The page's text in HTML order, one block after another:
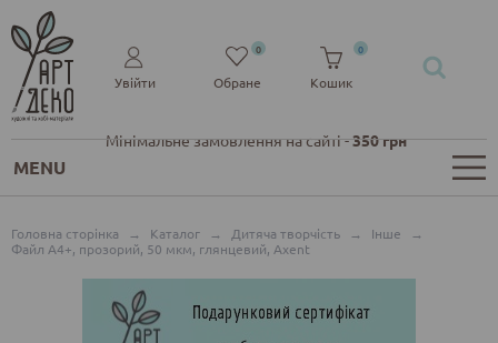
Мінімальне замовлення на сайті -350 грн
Увійти Обране
0
Кошик
0
MENU
Головна сторінка → Каталог → Дитяча творчість → Інше
→
Файл А4+, прозорий, 50 мкм, глянцевий, Axent